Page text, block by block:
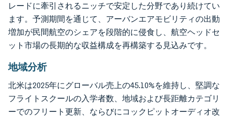
レードに牽引されるニッチで安定した分野であり続けてい
ます。予測期間を通じて、アーバンエアモビリティの出動
増加が民間航空のシェアを段階的に侵食し、航空ヘッドセ
ット市場の長期的な収益構成を再構築する見込みです。
地域分析
北米は2025年にグローバル売上の45.10%を維持し、堅調な
フライトスクールの入学者数、地域および長距離カテゴリ
ーでのフリート更新、ならびにコックピットオーディオ改